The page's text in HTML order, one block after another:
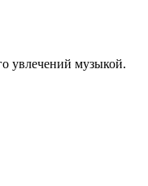
увлечений музыкой.